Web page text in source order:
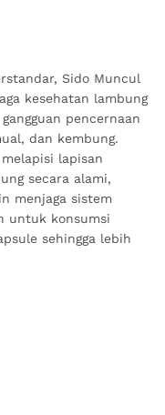
Sido Muncul
kesehatan lambung
pencernaan
dan kembung.
lapisan
secara alami,
menjaga sistem
untuk konsumsi
sehingga lebih